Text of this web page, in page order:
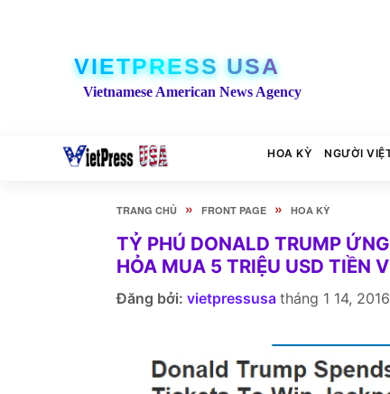
VIETPRESS USA
Vietnamese American News Agency
HOA KỲ NGƯỜI
TRANG CHỦ » FRONT PAGE » HOA KỲ
TỶ PHÚ DONALD TRUMP
HỎA MUA 5 TRIỆU USD TIỀN
Đăng bởi: vietpressusa tháng 1 14, 2016